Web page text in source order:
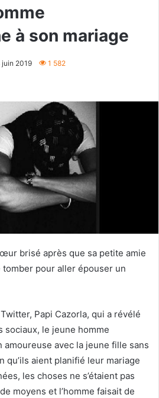
à son mariage
juin 2019 1 582
brisé après que sa petite amie
tomber pour aller épouser un
Papi Cazorla, qui a révélé
sociaux, le jeune homme
avec la jeune fille sans
qu’ils aient planifié leur mariage
les choses ne s’étaient pas
moyens et l’homme faisait de